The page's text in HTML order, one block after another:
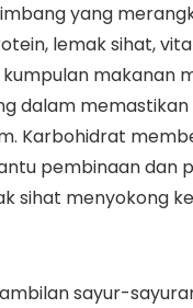
yang
lemak sihat,
makanan
dalam
Karbohidrat
pembinaan dan
sihat menyokong
sayur-